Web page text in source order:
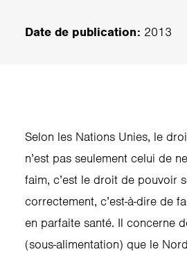
Date de publication: 2013
Selon les Nations Unies, le
n’est pas seulement celui de
faim, c’est le droit de pouvoir
correctement, c’est-à-dire de
en parfaite santé. Il concerne
(sous-alimentation) que le